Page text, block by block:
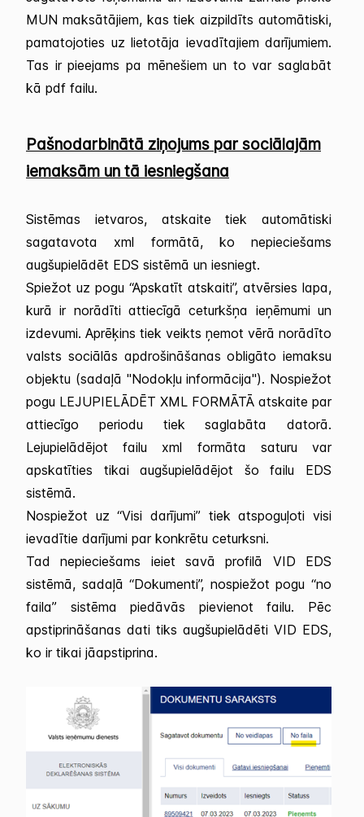
MUN maksātājiem, kas tiek aizpildīts automātiski,
pamatojoties uz lietotāja ievadītajiem darījumiem.
Tas ir pieejams pa mēnešiem un to var saglabāt
kā pdf failu.
Pašnodarbinātā ziņojums par sociālajām
iemaksām un tā iesniegšana
Sistēmas ietvaros, atskaite tiek automātiski
sagatavota xml formātā, ko nepieciešams
augšupielādēt EDS sistēmā un iesniegt.
Spiežot uz pogu “Apskatīt atskaiti”, atvērsies lapa,
kurā ir norādīti attiecīgā ceturkšņa ieņēmumi un
izdevumi. Aprēķins tiek veikts ņemot vērā norādīto
valsts sociālās apdrošināšanas obligāto iemaksu
objektu (sadaļā "Nodokļu informācija"). Nospiežot
pogu LEJUPIELĀDĒT XML FORMĀTĀ atskaite par
attiecīgo periodu tiek saglabāta datorā.
Lejupielādējot failu xml formāta saturu var
apskatīties tikai augšupielādējot šo failu EDS
sistēmā.
Nospiežot uz “Visi darījumi” tiek atspoguļoti visi
ievadītie darījumi par konkrētu ceturksni.
Tad nepieciešams ieiet savā profilā VID EDS
sistēmā, sadaļā “Dokumenti”, nospiežot pogu “no
faila” sistēma piedāvās pievienot failu. Pēc
apstiprināšanas dati tiks augšupielādēti VID EDS,
ko ir tikai jāapstiprina.